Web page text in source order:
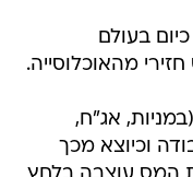
בעולם
מהאוכלוסייה.
אג"ח,
וכיוצא מכך